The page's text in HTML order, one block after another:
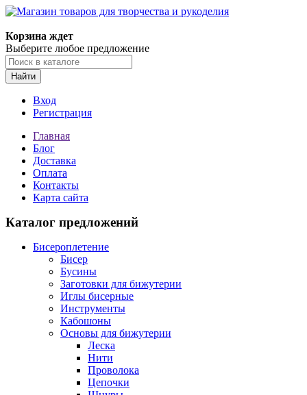
Корзина ждет
Выберите любое предложение
Найти
Вход
Регистрация
Главная
Блог
Доставка
Оплата
Контакты
Карта сайта
Каталог предложений
Бисероплетение
Бисер
Бусины
Заготовки для бижутерии
Иглы бисерные
Инструменты
Кабошоны
Основы для бижутерии
Леска
Нити
Проволока
Цепочки